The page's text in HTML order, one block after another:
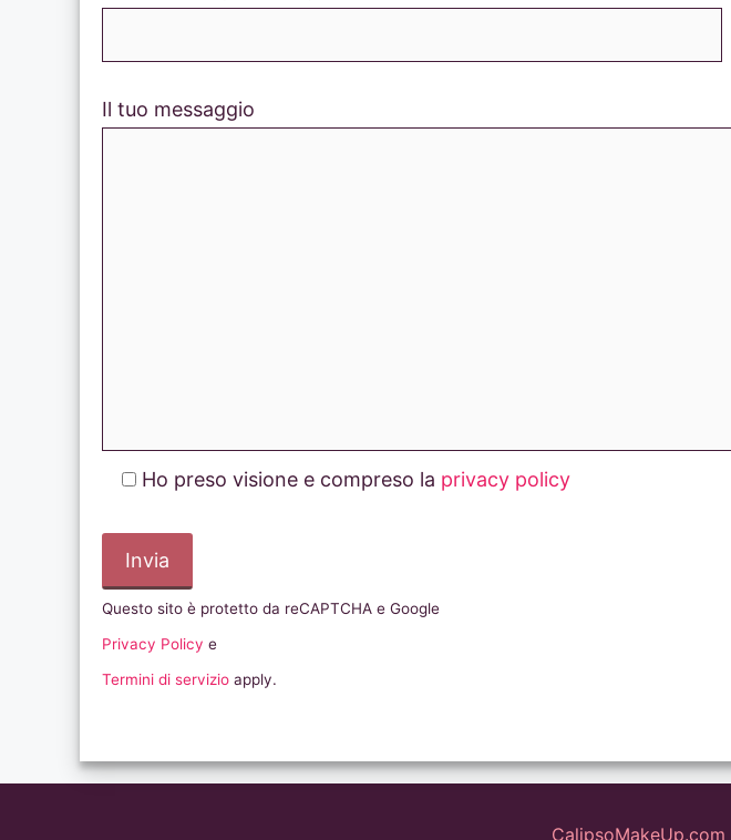
Il tuo messaggio
Ho preso visione e compreso la privacy policy
Questo sito è protetto da reCAPTCHA e Google
Privacy Policy e
Termini di servizio apply.
CalipsoMakeUp.com